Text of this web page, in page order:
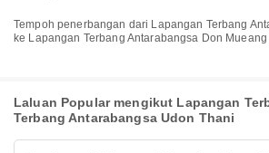
Tempoh penerbangan dari Lapangan Terbang Antarabangsa Udon Thani
ke Lapangan Terbang Antarabangsa Don
Laluan Popular mengikut Lapangan
Terbang Antarabangsa Udon Thani